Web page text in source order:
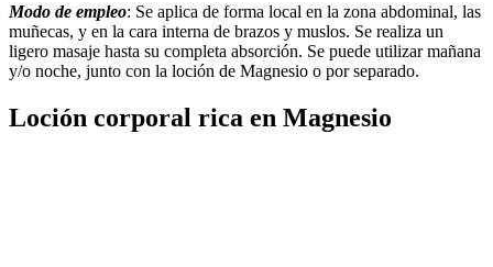
Modo de empleo: Se aplica de forma local en la zona abdominal, las
muñecas, y en la cara interna de brazos y muslos. Se realiza un
ligero masaje hasta su completa absorción. Se puede utilizar mañana
y/o noche, junto con la loción de Magnesio o por separado.
Loción corporal rica en Magnesio